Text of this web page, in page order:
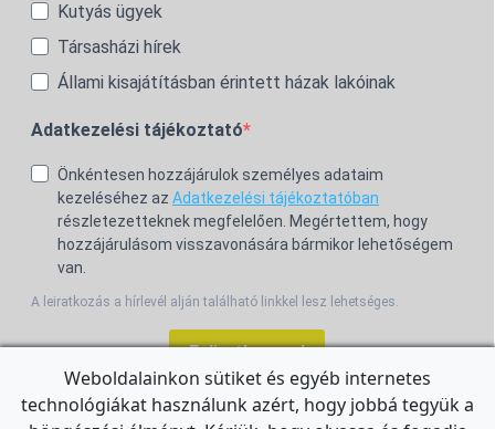
Kutyás ügyek
Társasházi hírek
Állami kisajátításban érintett házak lakóinak
Adatkezelési tájékoztató
Önkéntesen hozzájárulok személyes adataim
kezeléséhez az Adatkezelési tájékoztatóban
részletezetteknek megfelelően. Megértettem, hogy
hozzájárulásom visszavonására bármikor lehetőségem
van.
A leiratkozás a hírlevél alján található linkkel lesz lehetséges.
Feliratkozom!
Weboldalainkon sütiket és egyéb internetes
technológiákat használunk azért, hogy jobbá tegyük a